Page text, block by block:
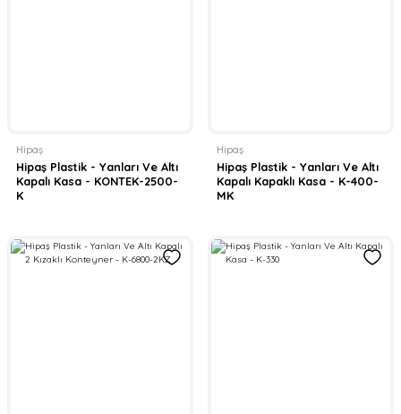
Hipaş
Hipaş Plastik - Yanları Ve Altı
Kapalı Kasa - KONTEK-2500-
K
Hipaş
Hipaş Plastik - Yanları Ve Altı
Kapalı Kapaklı Kasa - K-400-
MK